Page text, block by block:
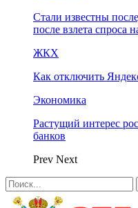
Стали известны
после взлета спроса
ЖКХ
Как отключить
Экономика
Растущий интерес
банков
Prev Next